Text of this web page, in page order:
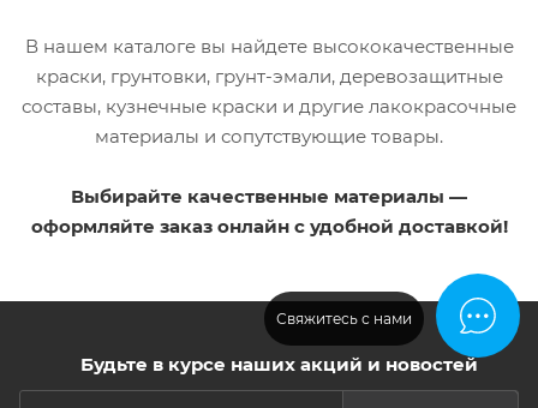
Свяжитесь с нами
В нашем каталоге вы найдете высококачественные
краски, грунтовки, грунт-эмали, деревозащитные
составы, кузнечные краски и другие лакокрасочные
материалы и сопутствующие товары.
Выбирайте качественные материалы —
оформляйте заказ онлайн с удобной доставкой!
Будьте в курсе наших акций и новостей